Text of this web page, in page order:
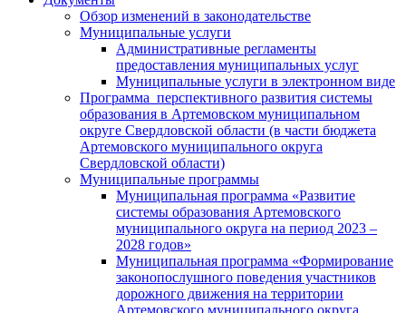
Обзор изменений в законодательстве
Муниципальные услуги
Административные регламенты
предоставления муниципальных услуг
Муниципальные услуги в электронном виде
Программа перспективного развития системы
образования в Артемовском муниципальном
округе Свердловской области (в части бюджета
Артемовского муниципального округа
Свердловской области)
Муниципальные программы
Муниципальная программа «Развитие
системы образования Артемовского
муниципального округа на период 2023 –
2028 годов»
Муниципальная программа «Формирование
законопослушного поведения участников
дорожного движения на территории